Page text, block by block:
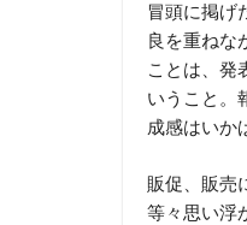
冒頭に掲げ
良を重ねな
ことは、発
いうこと。
成感はいか
販促、販売
等々思い浮